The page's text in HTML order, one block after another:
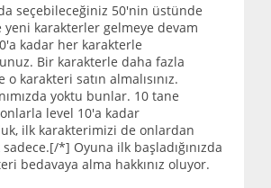
seçebileceğiniz 50'nin üstünde
yeni karakterler gelmeye devam
kadar her karakterle
Bir karakterle daha fazla
karakteri satın almalısınız.
yoktu bunlar. 10 tane
level 10'a kadar
ilk karakterimizi de onlardan
*] Oyuna ilk başladığınızda
bedavaya alma hakkınız oluyor.